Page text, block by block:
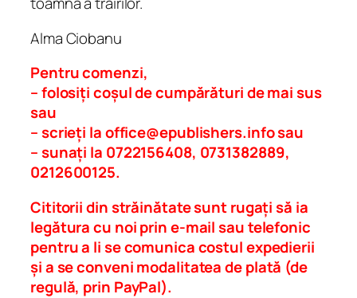
Alma Ciobanu
Pentru comenzi,
– folosiți coșul de cumpărături de mai sus
sau
– scrieți laoffice@epublishers.infosau
– sunați la 0722156408, 0731382889,
0212600125.
Cititorii din străinătate sunt rugați să ia
legătura cu noi prin e-mail sau telefonic
pentru a li se comunica costul expedierii
și a se conveni modalitatea de plată (de
regulă, prin PayPal).